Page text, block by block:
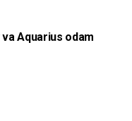
Aquarius odam